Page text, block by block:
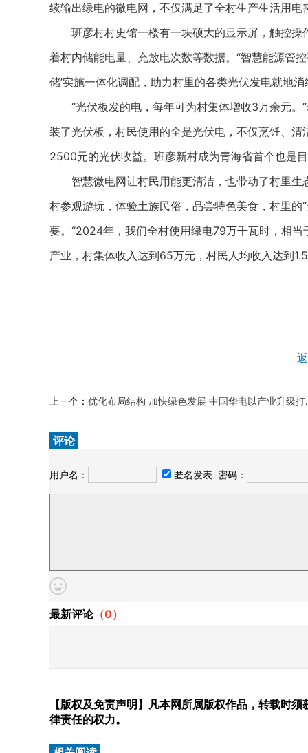
续输出绿电的微电网，不仅满足了全村生产生活用电
班彦村村史馆一楼有一块硕大的显示屏，触控操
着村内储能电量、充放电次数等数据。“智慧能源管
储’实施一体化调配，助力村里的各类光伏发电就地
“光伏板发的电，每年可为村集体增收3万余元。
装了光伏板，村民使用的全是光伏电，不仅烹饪、
2500元的光伏收益。班彦新村成为青海省首个也是目
智慧微电网让村民用能更清洁，也带动了村里生
村参观游玩，体验土族民俗，品尝特色美食，村里
要。“2024年，我们全村使用绿电79万千瓦时，相
产业，村集体收入达到65万元，村民人均收入达到
上一个： 优化布局结构 加快绿色发展 中国华电以产业升级打造高质量发展新优势
评论
用户名： 匿名发表 密码：
最新评论（0）
【版权及免责声明】凡本网所属版权作品，转载时
律责任的权力。